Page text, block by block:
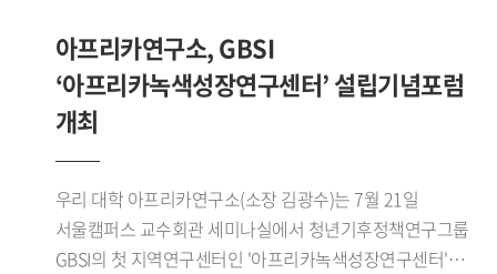
콜로키움을 개최하여 연구 성과를 공유하고 정책적 함의를
논의하는 학술 교류의 장을 이어가고 있다. (문의:
HK+국가전략사업단 02-2173-3417)
정체성과 소속 문제가 재현되는 방식을 분석하고, 이를 한국
사회의 국민 정체성과 다문화주의, 시민권의 경계와 연결하여
논의했다.Momoyama Gakuin University의 코이케 마코토
(Koike Makoto) 교수는 'Faith Across Borders: The
Transnational Expansion of Nahdlatul Ulama Networks in
East Asia'라는 제목의 발표에서 일본, 한국 대만에 형성
인도네시아 무슬림 공동체와 나흐다툴 울라마(Nahdatul
Ulama, 인도네시아에 기반을 둔 세계 최대 규모의 이슬람 단
교역로의 재편으로 아제르바이잔이 새로운 정치 경제 중심지로
성장하자, 티무르가 이곳에 장기간 주둔하면서 계절 이동과
도시 지배를 결합하고 교역망 정비와 수로 건설을 추진한
사실을 살펴보았다. 이를 통해 티무르의 서방 진출은 단순한
군사 정복이 아니라 유목 생활권과 도시, 농업 생산지, 장거리
교역로를 연결하는 정치적 네트워크의 구축 과정이었음을
확인할 수 있었다.이번 워크숍은 티무르 제국의 성립을
정복전쟁이나 개인의 군사적 역량만으로 설명하지 않고,
아프리카연구소, GBSI
‘아프리카녹색성장연구센터’ 설립기념포럼
개최
우리 대학 아프리카연구소(소장 김광수)는 7월 21일
서울캠퍼스 교수회관 세미나실에서 청년기후정책연구그룹
GBSI의 첫 지역연구센터인 '아프리카녹색성장연구센터'